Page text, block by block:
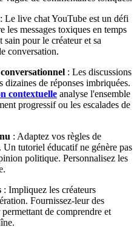
: Le live chat YouTube est un défi
messages toxiques en temps
pour le créateur et sa
conversation.
: Les discussions
dizaines de réponses imbriquées.
contextuelle analyse l'ensemble
progressif ou les escalades de
: Adaptez vos règles de
tutoriel éducatif ne génère pas
politique. Personnalisez les
: Impliquez les créateurs
Fournissez-leur des
de comprendre et